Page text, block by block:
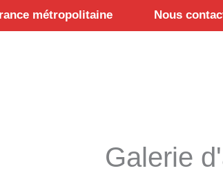
métropolitaine Nous
Galerie